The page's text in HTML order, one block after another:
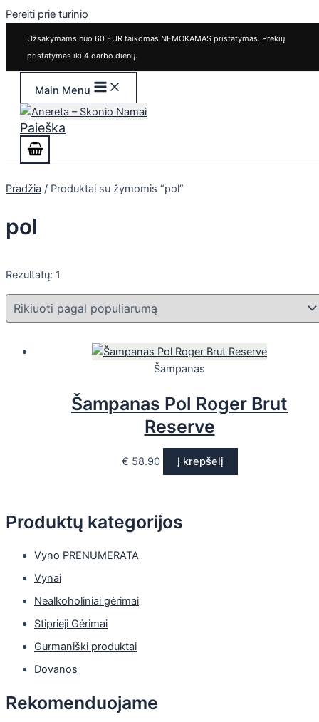
Pereiti prie turinio
Užsakymams nuo 60 EUR taikomas NEMOKAMAS pristatymas. Prekių
pristatymas iki 4 darbo dienų.
Main Menu
Paieška
Produktų kategorijos
Vyno PRENUMERATA
Vynai
Nealkoholiniai gėrimai
Stiprieji Gėrimai
Gurmaniški produktai
Dovanos
Rekomenduojame
Pradžia / Produktai su žymomis “pol”
pol
Rezultatų: 1
Šampanas
Šampanas Pol Roger Brut
Reserve
€ 58.90 Į krepšelį